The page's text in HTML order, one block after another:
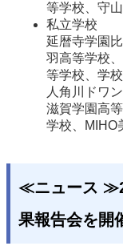
等学校、守
私立学校
延暦寺学園
羽高等学校
等学校、学
人角川ドワ
滋賀学園高
学校、MIHO
≪ニュース
果報告会を開